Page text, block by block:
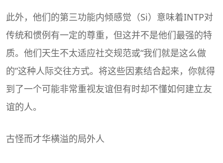
此外，他们的第三功能内倾感觉（Si）意味着INTP对
传统和惯例有一定的尊重，但这并不是他们最强的特
质。他们天生不太适应社交规范或“我们就是这么做
的”这种人际交往方式。将这些因素结合起来，你就得
到了一个可能非常重视友谊但有时却不懂如何建立友
谊的人。
古怪而才华横溢的局外人